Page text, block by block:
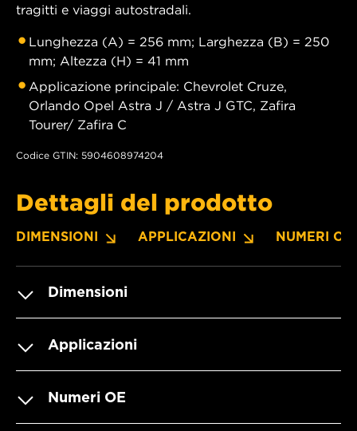
tragitti e viaggi autostradali.
Lunghezza (A) = 256 mm; Larghezza (B) = 250
mm; Altezza (H) = 41 mm
Applicazione principale: Chevrolet Cruze,
Orlando Opel Astra J / Astra J GTC, Zafira
Tourer/ Zafira C
Codice GTIN: 5904608974204
Dettagli del prodotto
DIMENSIONI APPLICAZIONI NUMERI OE
Dimensioni
Applicazioni
Numeri OE